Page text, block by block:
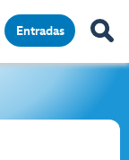
Entradas